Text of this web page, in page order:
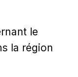
le
la région